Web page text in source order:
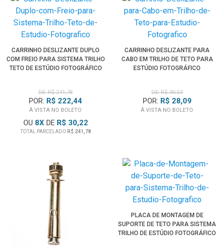
CARRINHO DESLIZANTE DUPLO
COM FREIO PARA SISTEMA TRILHO
TETO DE ESTÚDIO FOTOGRÁFICO
DE: R$ 241,78
POR: R$ 222,44
À VISTA NO BOLETO
OU 8XDE R$ 30,22
TOTAL PARCELADO R$ 241,78
CARRINHO DESLIZANTE PARA
CABO EM TRILHO DE TETO PARA
ESTÚDIO FOTOGRÁFICO
DE: R$ 30,53
POR: R$ 28,09
À VISTA NO BOLETO
PLACA DE MONTAGEM DE
SUPORTE DE TETO PARA SISTEMA
TRILHO DE ESTÚDIO FOTOGRÁFICO